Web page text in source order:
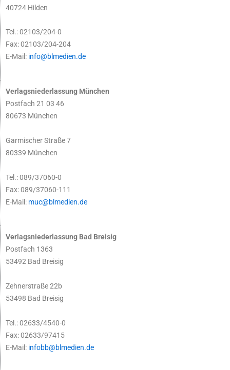
40724 Hilden
Tel.: 02103/204-0
Fax: 02103/204-204
E-Mail: info@blmedien.de
Verlagsniederlassung München
Postfach 21 03 46
80673 München
Garmischer Straße 7
80339 München
Tel.: 089/37060-0
Fax: 089/37060-111
E-Mail: muc@blmedien.de
Verlagsniederlassung Bad Breisig
Postfach 1363
53492 Bad Breisig
Zehnerstraße 22b
53498 Bad Breisig
Tel.: 02633/4540-0
Fax: 02633/97415
E-Mail: infobb@blmedien.de